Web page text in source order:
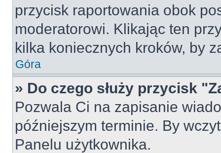
przycisk raportowania obok
moderatorowi. Klikając ten
kilka koniecznych kroków, by
Góra
» Do czego służy przycisk
Pozwala Ci na zapisanie
późniejszym terminie. By
Panelu użytkownika.